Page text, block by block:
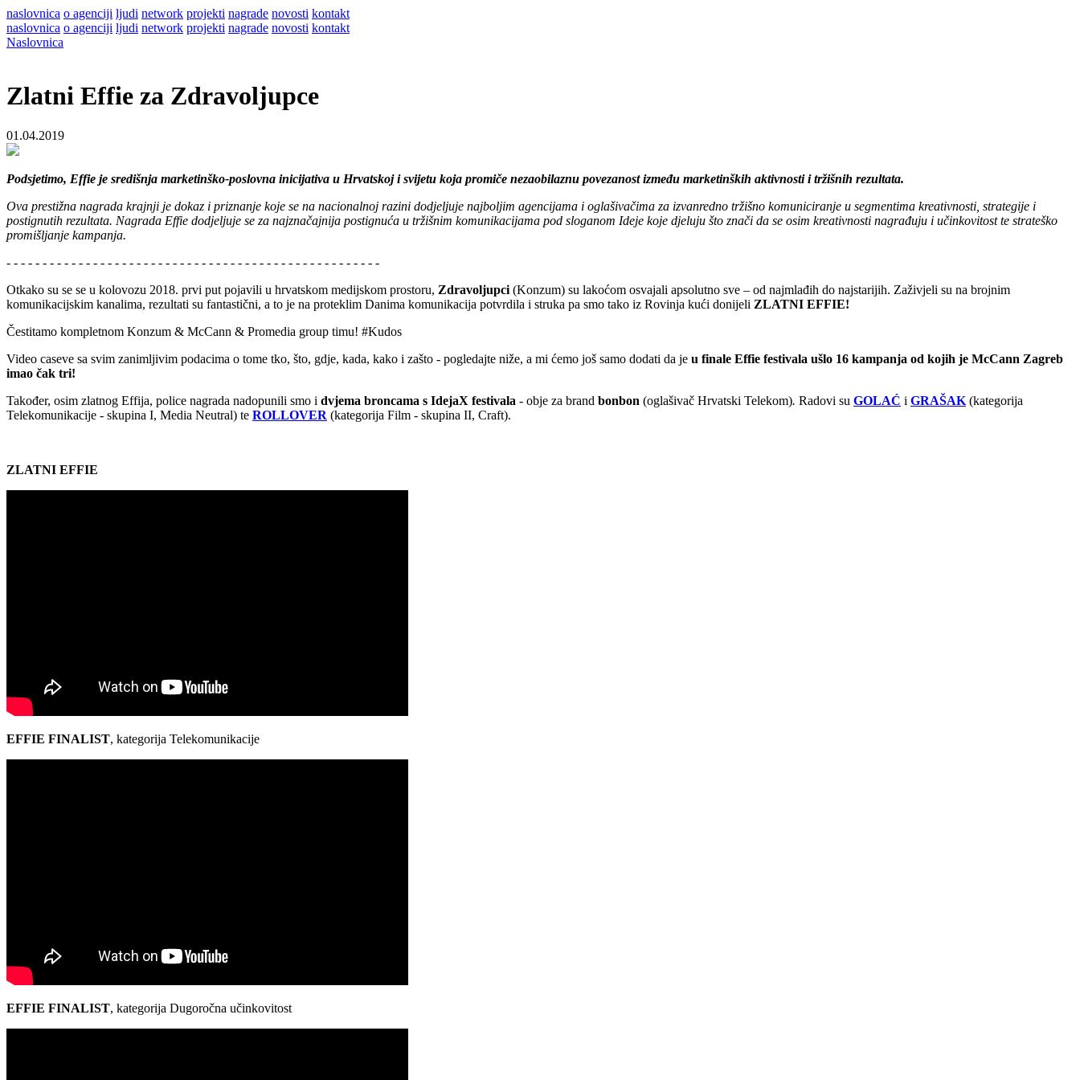
naslovnica o agenciji ljudi network projekti nagrade novosti kontakt
naslovnica o agenciji ljudi network projekti nagrade novosti kontakt
Naslovnica
Zlatni Effie za Zdravoljupce
01.04.2019
Podsjetimo, Effie je središnja marketinško-poslovna inicijativa u Hrvatskoj i svijetu koja promiče nezaobilaznu povezanost između marketinških aktivnosti i tržišnih rezultata.
Ova prestižna nagrada krajnji je dokaz i priznanje koje se na nacionalnoj razini dodjeljuje najboljim agencijama i oglašivačima za izvanredno tržišno komuniciranje u segmentima kreativnosti, strategije i
postignutih rezultata. Nagrada Effie dodjeljuje se za najznačajnija postignuća u tržišnim komunikacijama pod sloganom Ideje koje djeluju što znači da se osim kreativnosti nagrađuju i učinkovitost te strateško
promišljanje kampanja.
- - - - - - - - - - - - - - - - - - - - - - - - - - - - - - - - - - - - - - - - - - - - - - - - - - - -
Otkako su se se u kolovozu 2018. prvi put pojavili u hrvatskom medijskom prostoru, Zdravoljupci (Konzum) su lakoćom osvajali apsolutno sve – od najmlađih do najstarijih. Zaživjeli su na brojnim
komunikacijskim kanalima, rezultati su fantastični, a to je na proteklim Danima komunikacija potvrdila i struka pa smo tako iz Rovinja kući donijeli ZLATNI EFFIE!
Čestitamo kompletnom Konzum & McCann & Promedia group timu! #Kudos
Video caseve sa svim zanimljivim podacima o tome tko, što, gdje, kada, kako i zašto - pogledajte niže, a mi ćemo još samo dodati da je u finale Effie festivala ušlo 16 kampanja od kojih je McCann Zagreb
imao čak tri!
Također, osim zlatnog Effija, police nagrada nadopunili smo i dvjema broncama s IdejaX festivala - obje za brand bonbon (oglašivač Hrvatski Telekom). Radovi su GOLAĆ i GRAŠAK (kategorija
Telekomunikacije - skupina I, Media Neutral) te ROLLOVER (kategorija Film - skupina II, Craft).
ZLATNI EFFIE
EFFIE FINALIST, kategorija Telekomunikacije
EFFIE FINALIST, kategorija Dugoročna učinkovitost